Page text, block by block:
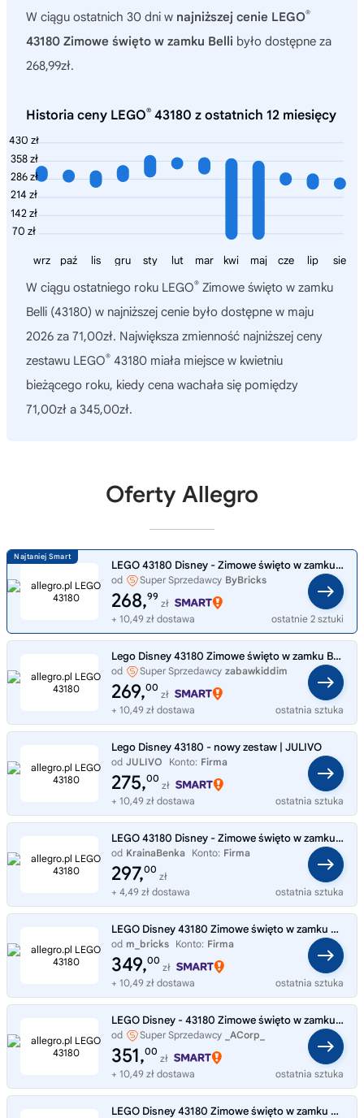
W ciągu ostatnich 30 dni w najniższej cenie LEGO®
43180 Zimowe święto w zamku Belli było dostępne za
268,99zł.
Historia ceny LEGO® 43180 z ostatnich 12 miesięcy
430 zł
358 zł
286 zł
214 zł
142 zł
70 zł
sie
lip
cze
maj
kwi
mar
lut
sty
gru
lis
paź
wrz
W ciągu ostatniego roku LEGO® Zimowe święto w zamku
Belli (43180) w najniższej cenie było dostępne w maju
2026 za 71,00zł. Największa zmienność najniższej ceny
zestawu LEGO® 43180 miała miejsce w kwietniu
bieżącego roku, kiedy cena wachała się pomiędzy
71,00zł a 345,00zł.
Oferty Allegro
LEGO 43180 Disney - Zimowe święto w zamku Belli
od Super Sprzedawcy ByBricks
268,99
zł
+ 10,49 zł dostawa
ostatnie 2 sztuki
Lego Disney 43180 Zimowe święto w zamku Belli
od Super Sprzedawcy zabawkiddim
269,00
zł
+ 10,49 zł dostawa
ostatnia sztuka
Lego Disney 43180 - nowy zestaw | JULIVO
od JULIVO Konto: Firma
275,00
zł
+ 10,49 zł dostawa
ostatnia sztuka
LEGO 43180 Disney - Zimowe święto w zamku Belli
od KrainaBenka Konto: Firma
297,00
zł
+ 4,49 zł dostawa
ostatnia sztuka
LEGO Disney 43180 Zimowe święto w zamku Belli
od m_bricks Konto: Firma
349,00
zł
+ 10,49 zł dostawa
ostatnia sztuka
LEGO Disney - 43180 Zimowe święto w zamku Belli - Nowe
od Super Sprzedawcy _ACorp_
351,00
zł
+ 10,49 zł dostawa
ostatnia sztuka
LEGO Disney 43180 Zimowe święto w zamku Belli